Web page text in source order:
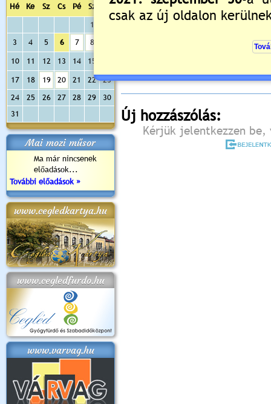
Hé Ke Sz Cs Pé Sz
Va
1
3
4 5 6 7 8
10 11 12 13 14 15
17 18 19 20 21 22
23
24
25 26 27 28 29
30
31
Mai mozi műsor
Ma már nincsenek
előadások...
További előadások »
www.cegledkartya.hu
www.cegledfurdo.hu
www.varvag.hu
Még nincsenek hozzászólások
Új hozzászólás:
Kérjük jelentkezzen be,